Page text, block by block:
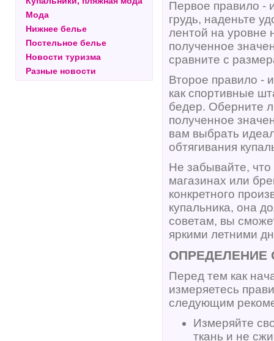
Мода
Нижнее белье
Постельное белье
Новости туризма
Разные новости
Первое правило -
грудь, наденьте
лентой на уровне
полученное
сравните с
Второе правило -
как спортивные
бедер. Оберните
полученное
вам выбрать
обтягивания
Не забывайте, что
магазинах или
конкретного
купальника, она
советам, вы
яркими летними
ОПРЕДЕЛЕНИЕ
Перед тем как
измеряетесь
следующим
Измеряйте
ткань и не